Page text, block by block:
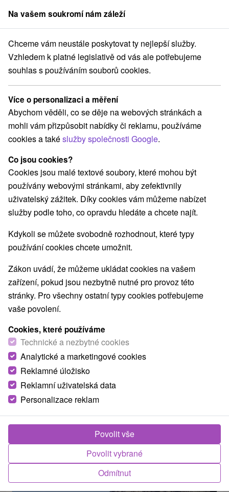
člen skupinySorger
Východné Slovensko Prešovský kraj Starý Smokovec
Atrakce Starý Smokovec a v okolí
Kategorie
Všechny kategorie
Jazerá, plesá, vodné nádrže(1)
Turistické atrakcie(2) Múzeá a galérie(1)
Atrakce s dětmi (2)
Architektonické stavby(1) Lyžiarske strediská(1)
Pramene(1) Túry a turistické chodníky(13)
Túra na Zamkovského chatu zo Starého
Smokovca
Prešovský kraj -Starý Smokovec
Starého Smokovca pri...
ZOBRAZIT
Na vašem soukromí nám záleží
Chceme vám neustále poskytovat ty nejlepší služby.
Vzhledem k platné legislativě od vás ale potřebujeme
souhlas s používáním souborů cookies.
Více o personalizaci a měření
Abychom věděli, co se děje na webových stránkách a
mohli vám přizpůsobit nabídky či reklamu, používáme
cookies a takéslužby společnosti Google.
Co jsou cookies?
Cookies jsou malé textové soubory, které mohou být
používány webovými stránkami, aby zefektivnily
uživatelský zážitek. Díky cookies vám můžeme nabízet
služby podle toho, co opravdu hledáte a chcete najít.
Kdykoli se můžete svobodně rozhodnout, které typy
používání cookies chcete umožnit.
Zákon uvádí, že můžeme ukládat cookies na vašem
zařízení, pokud jsou nezbytně nutné pro provoz této
stránky. Pro všechny ostatní typy cookies potřebujeme
vaše povolení.
Cookies, které používáme
Technické a nezbytné cookies
Analytické a marketingové cookies
Reklamné úložisko
Reklamní uživatelská data
Personalizace reklam
Odmítnut
Povolit vybrané
Povolit vše